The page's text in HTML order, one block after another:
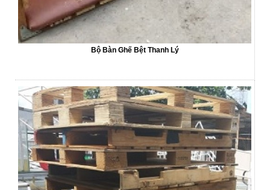
Bộ Bàn Ghế Bệt Thanh Lý